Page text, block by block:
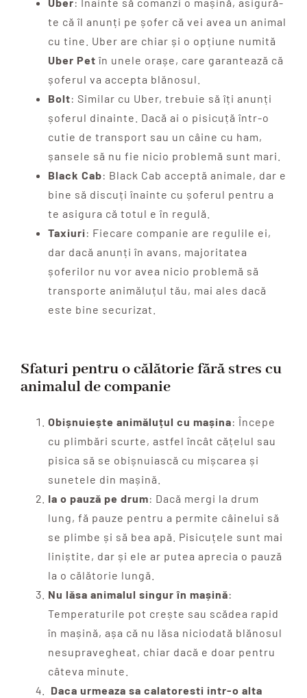
te că îl anunți pe șofer că vei avea un animal
cu tine. Uber are chiar și o opțiune numită
Uber Pet în unele orașe, care garantează că
șoferul va accepta blănosul.
Bolt: Similar cu Uber, trebuie să îți anunți
șoferul dinainte. Dacă ai o pisicuță într-o
cutie de transport sau un câine cu ham,
șansele să nu fie nicio problemă sunt mari.
Black Cab: Black Cab acceptă animale, dar e
bine să discuți înainte cu șoferul pentru a
te asigura că totul e în regulă.
Taxiuri: Fiecare companie are regulile ei,
dar dacă anunți în avans, majoritatea
șoferilor nu vor avea nicio problemă să
transporte animăluțul tău, mai ales dacă
este bine securizat.
Sfaturi pentru o călătorie fără stres cu
animalul de companie
Obișnuiește animăluțul cu mașina: Începe
cu plimbări scurte, astfel încât cățelul sau
pisica să se obișnuiască cu mișcarea și
sunetele din mașină.
Ia o pauză pe drum: Dacă mergi la drum
lung, fă pauze pentru a permite câinelui să
se plimbe și să bea apă. Pisicuțele sunt mai
liniștite, dar și ele ar putea aprecia o pauză
la o călătorie lungă.
Nu lăsa animalul singur în mașină:
Temperaturile pot crește sau scădea rapid
în mașină, așa că nu lăsa niciodată blănosul
nesupravegheat, chiar dacă e doar pentru
câteva minute.
Daca urmeaza sa calatoresti intr-o alta